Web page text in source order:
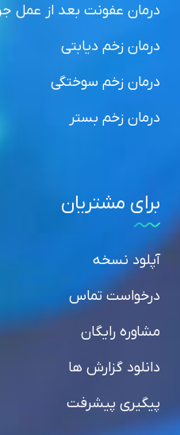
درمان عفونت بعد از عمل
درمان زخم دیابتی
درمان زخم سوختگی
درمان زخم بستر
برای مشتریان
آپلود نسخه
درخواست تماس
مشاوره رایگان
دانلود گزارش ها
پیگیری پیشرفت